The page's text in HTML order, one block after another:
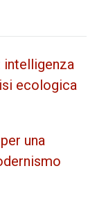
intelligenza
ecologica
una